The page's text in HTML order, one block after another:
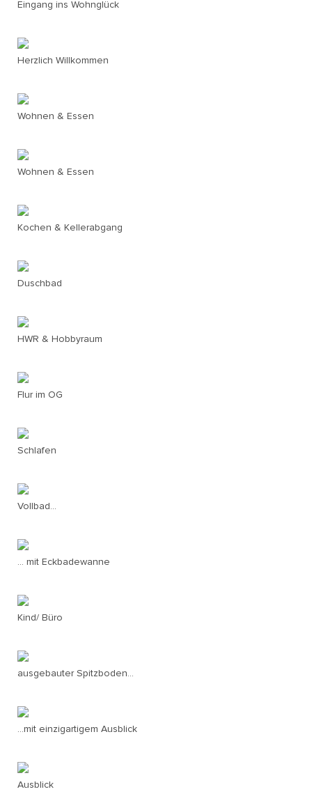
Eingang ins Wohnglück
Herzlich Willkommen
Wohnen & Essen
Wohnen & Essen
Kochen & Kellerabgang
Duschbad
HWR & Hobbyraum
Flur im OG
Schlafen
Vollbad...
... mit Eckbadewanne
Kind/ Büro
ausgebauter Spitzboden...
...mit einzigartigem Ausblick
Ausblick